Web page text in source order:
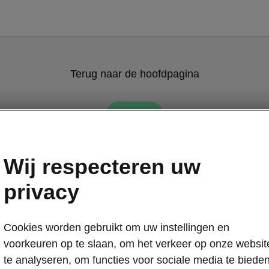
Terug naar de hoofdpagina
Wij respecteren uw
privacy
Cookies worden gebruikt om uw instellingen en
voorkeuren op te slaan, om het verkeer op onze
te analyseren, om functies voor sociale media te